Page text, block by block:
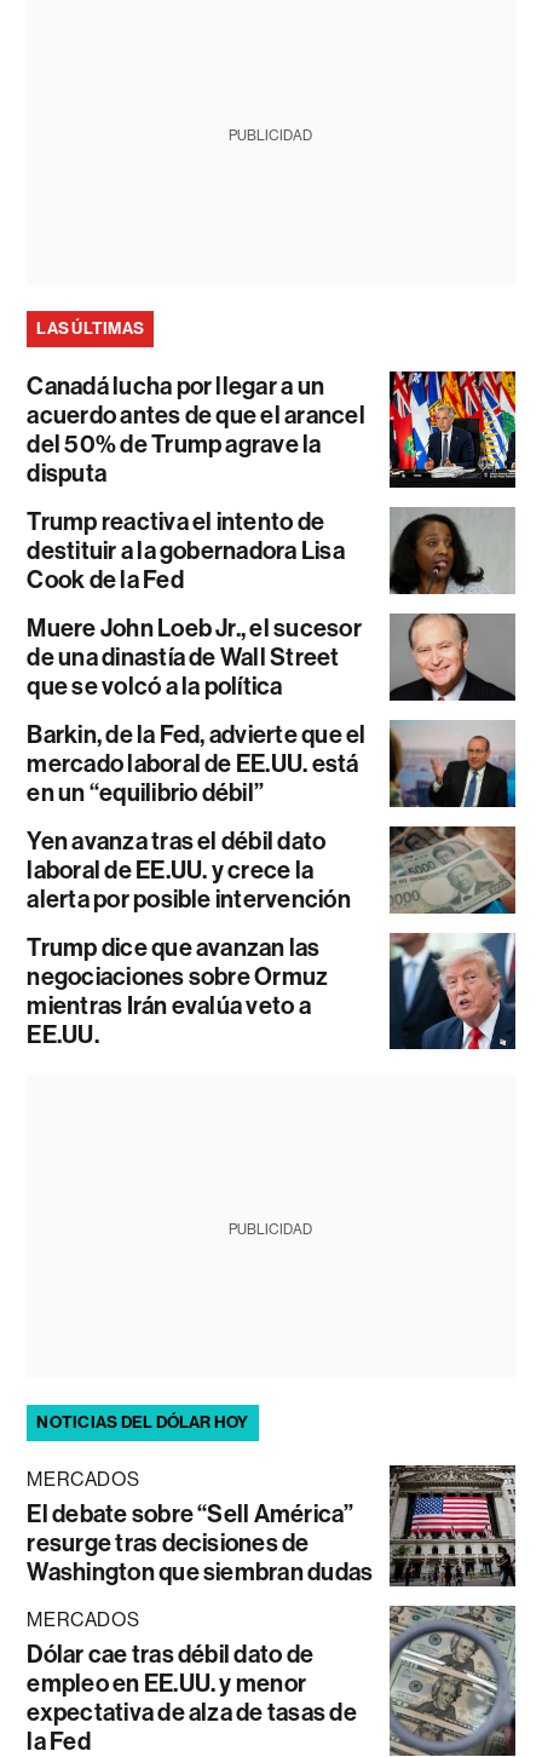
PUBLICIDAD
LAS ÚLTIMAS
Canadá lucha por llegar a un
acuerdo antes de que el arancel
del 50% de Trump agrave la
disputa
Trump reactiva el intento de
destituir a la gobernadora Lisa
Cook de la Fed
Muere John Loeb Jr., el sucesor
de una dinastía de Wall Street
que se volcó a la política
Barkin, de la Fed, advierte que el
mercado laboral de EE.UU. está
en un “equilibrio débil”
Yen avanza tras el débil dato
laboral de EE.UU. y crece la
alerta por posible intervención
Trump dice que avanzan las
negociaciones sobre Ormuz
mientras Irán evalúa veto a
EE.UU.
PUBLICIDAD
NOTICIAS DEL DÓLAR HOY
MERCADOS
El debate sobre “Sell América”
resurge tras decisiones de
Washington que siembran dudas
MERCADOS
Dólar cae tras débil dato de
empleo en EE.UU. y menor
expectativa de alza de tasas de
la Fed